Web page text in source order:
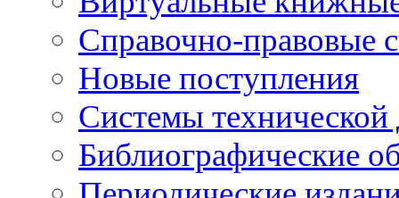
Справочно-правовые
Новые поступления
Cистемы
Библиографические